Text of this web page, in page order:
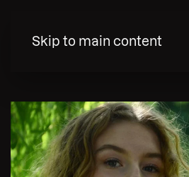
Skip to main content